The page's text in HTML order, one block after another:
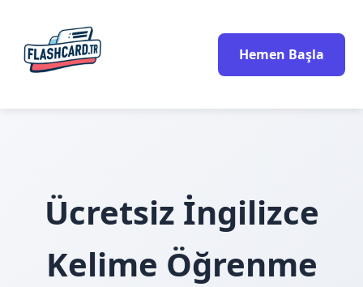
Hemen Başla
Ücretsiz İngilizce
Kelime Öğrenme